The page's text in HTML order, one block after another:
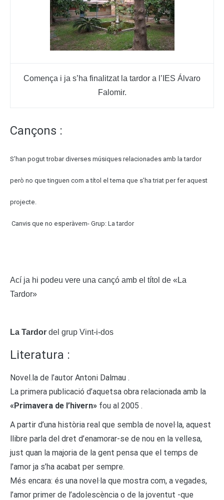
Comença i ja s’ha finalitzat la tardor a l’IES Álvaro
Falomir.
Cançons :
S’han pogut trobar diverses músiques relacionades amb la tardor
però no que tinguen com a títol el tema que s’ha triat per fer aquest
projecte.
Canvis que no esperàvem- Grup: La tardor
Ací ja hi podeu vere una cançó amb el títol de «La
Tardor»
La Tardor del grup Vint-i-dos
Literatura :
Novel.la de l’autor Antoni Dalmau .
La primera publicació d’aquetsa obra relacionada amb la
«Primavera de l’hivern» fou al 2005 .
A partir d’una història real que sembla de novel·la, aquest
llibre parla del dret d’enamorar-se de nou en la vellesa,
just quan la majoria de la gent pensa que el temps de
l’amor ja s’ha acabat per sempre.
Més encara: és una novel·la que mostra com, a vegades,
l’amor primer de l’adolescència o de la joventut -que